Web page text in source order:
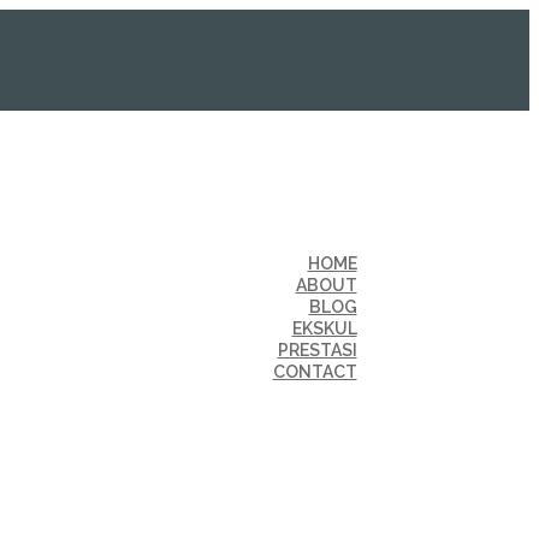
HOME
ABOUT
BLOG
EKSKUL
PRESTASI
CONTACT